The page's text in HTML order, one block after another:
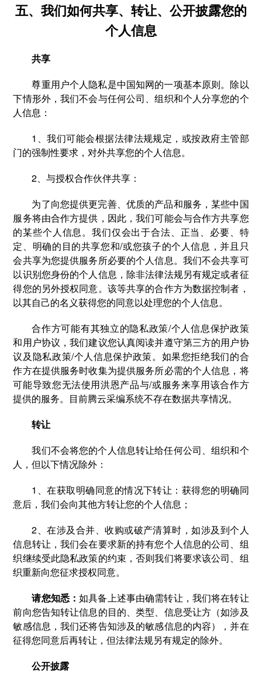
五、我们如何共享、转让、公开披露您的
个人信息
共享
尊重用户个人隐私是中国知网的一项基本原则。除以
下情形外，我们不会与任何公司、组织和个人分享您的个
人信息：
1、我们可能会根据法律法规规定，或按政府主管部
门的强制性要求，对外共享您的个人信息。
2、与授权合作伙伴共享：
为了向您提供更完善、优质的产品和服务，某些中国
服务将由合作方提供，因此，我们可能会与合作方共享您
的某些个人信息。我们仅会出于合法、正当、必要、特
定、明确的目的共享您和/或您孩子的个人信息，并且只
会共享为您提供服务所必要的个人信息。我们不会共享可
以识别您身份的个人信息，除非法律法规另有规定或者征
得您的另外授权同意。该等共享的合作方为数据控制者，
以其自己的名义获得您的同意以处理您的个人信息。
合作方可能有其独立的隐私政策/个人信息保护政策
和用户协议，我们建议您认真阅读并遵守第三方的用户协
议及隐私政策/个人信息保护政策。如果您拒绝我们的合
作方在提供服务时收集为提供服务所必需的个人信息，将
可能导致您无法使用洪恩产品与/或服务来享用该合作方
提供的服务。目前腾云采编系统不存在数据共享情况。
转让
我们不会将您的个人信息转让给任何公司、组织和个
人，但以下情况除外：
1、在获取明确同意的情况下转让：获得您的明确同
意后，我们会向其他方转让您的个人信息；
2、在涉及合并、收购或破产清算时，如涉及到个人
信息转让，我们会在要求新的持有您个人信息的公司、组
织继续受此隐私政策的约束，否则我们将要求该公司、组
织重新向您征求授权同意。
请您知悉：如具备上述事由确需转让，我们将在转让
前向您告知转让信息的目的、类型、信息受让方（如涉及
敏感信息，我们还将告知涉及的敏感信息的内容），并在
征得您同意后再转让，但法律法规另有规定的除外。
公开披露